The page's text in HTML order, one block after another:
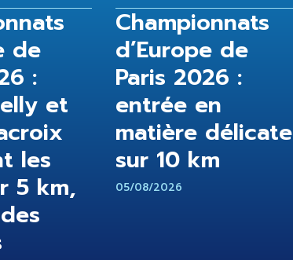
de
:
et
les
5 km,
Championnats
d’Europe de
Paris 2026 :
entrée en
matière délicate
sur 10 km
05/08/2026